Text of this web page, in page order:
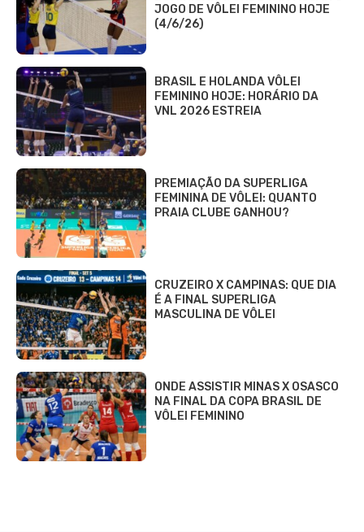
JOGO DE VÔLEI FEMININO HOJE
(4/6/26)
BRASIL E HOLANDA VÔLEI
FEMININO HOJE: HORÁRIO DA
VNL 2026 ESTREIA
PREMIAÇÃO DA SUPERLIGA
FEMININA DE VÔLEI: QUANTO
PRAIA CLUBE GANHOU?
CRUZEIRO X CAMPINAS: QUE DIA
É A FINAL SUPERLIGA
MASCULINA DE VÔLEI
ONDE ASSISTIR MINAS X OSASCO
NA FINAL DA COPA BRASIL DE
VÔLEI FEMININO